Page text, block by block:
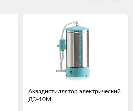
Аквадистиллятор электрический
ДЭ-10М